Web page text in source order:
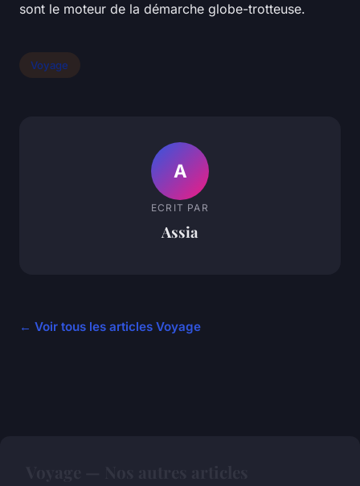
sont le moteur de la démarche globe-trotteuse.
Voyage
A
ECRIT PAR
Assia
← Voir tous les articles Voyage